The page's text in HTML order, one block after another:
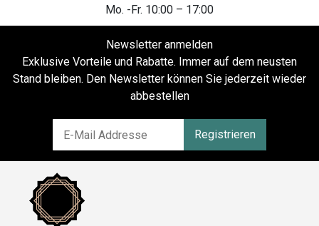
Mo. -Fr. 10:00 – 17:00
Newsletter anmelden
Exklusive Vorteile und Rabatte. Immer auf dem neusten
Stand bleiben. Den Newsletter können Sie jederzeit wieder
abbestellen
Registrieren